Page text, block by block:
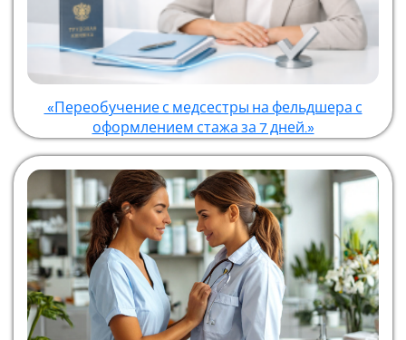
«Переобучение с медсестры на фельдшера с
оформлением стажа за 7 дней.»